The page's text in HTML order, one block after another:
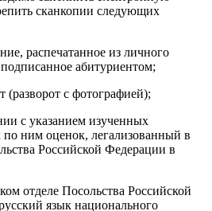
сканкопии следующих
распечатанное из личного
абитуриентом;
с фотографией);
с указанием изученных
ним оценок, легализованный в
Российской Федерации в
отделе Посольства Российской
язык национального